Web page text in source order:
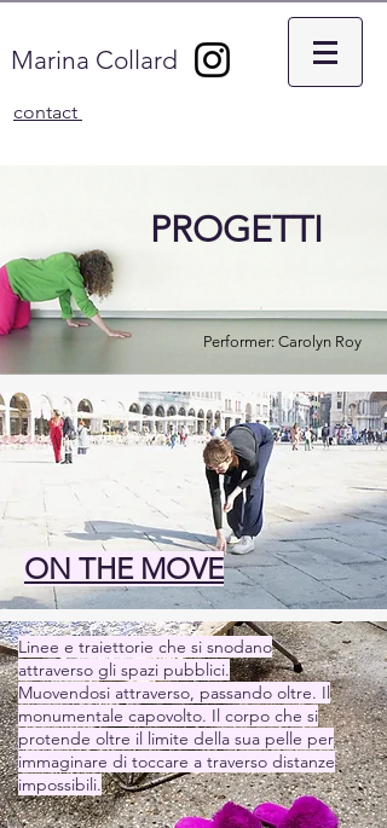
Marina Collard
contact
PROGETTI
Performer: Carolyn Roy
ON THE MOVE
Linee e traiettorie che si snodano
attraverso gli spazi pubblici.
Muovendosi attraverso, passando oltre. Il
monumentale capovolto. Il corpo che si
protende oltre il limite della sua pelle per
immaginare di toccare a traverso distanze
impossibili.